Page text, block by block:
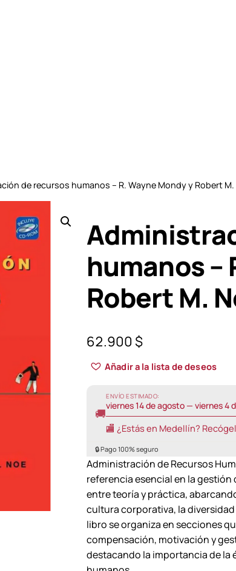
de recursos humanos – R. Wayne Mondy y Robert M.
humanos –
Robert M.
62.900 $
Añadir a la lista de deseos
🚚
ENVÍO ESTIMADO:
viernes 14 de agosto — viernes 4
🏬 ¿Estás en Medellín?
🔒 Pago 100% seguro
Administración de Recursos
referencia esencial en la
entre teoría y práctica,
cultura corporativa, la
libro se organiza en secciones
compensación, motivación y
destacando la importancia de la